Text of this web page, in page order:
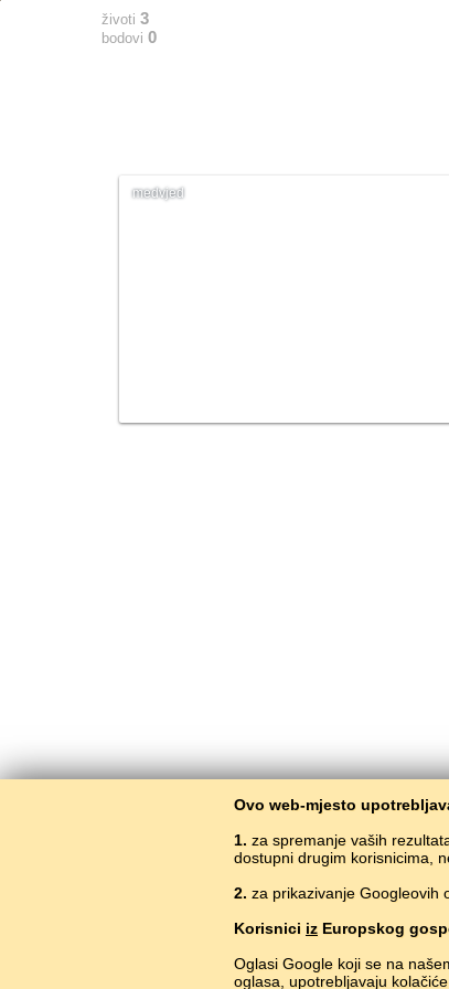
Ovo web-mjesto
1. za spremanje vaših
dostupni drugim korisnicima,
2. za prikazivanje Googleovih
Korisnici iz Europskog
Oglasi Google koji se na
oglasa, upotrebljavaju
životi 3
bodovi 0
medvjed